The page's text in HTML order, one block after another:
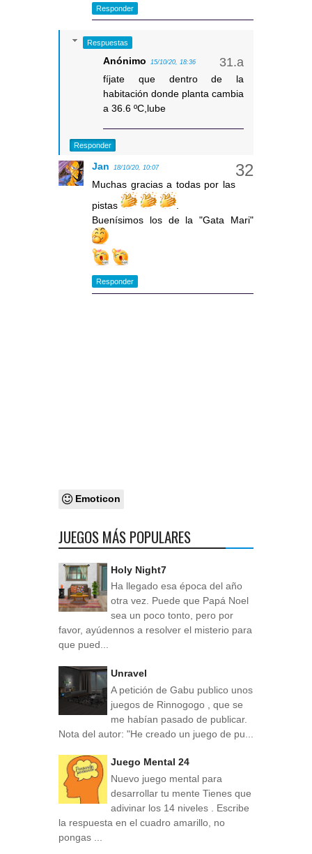
Responder
Respuestas
Anónimo 15/10/20, 18:36
fíjate que dentro de la
habitación donde planta cambia
a 36.6 ºC,lube
Responder
Jan 18/10/20, 10:07
Muchas gracias a todas por las
pistas
Buenísimos los de la "Gata Mari"
Responder
Emoticon
JUEGOS MÁS POPULARES
Holy Night7
Ha llegado esa época del año
otra vez. Puede que Papá Noel
sea un poco tonto, pero por
favor, ayúdennos a resolver el misterio para
que pued...
Unravel
A petición de Gabu publico unos
juegos de Rinnogogo , que se
me habían pasado de publicar.
Nota del autor: "He creado un juego de pu...
Juego Mental 24
Nuevo juego mental para
desarrollar tu mente Tienes que
adivinar los 14 niveles . Escribe
la respuesta en el cuadro amarillo, no
pongas ...